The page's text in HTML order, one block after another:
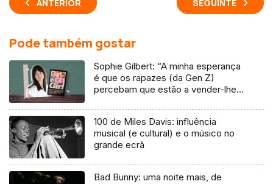
ANTERIOR SEGUINTE
Pode também gostar
Sophie Gilbert: “A minha esperança
é que os rapazes (da Gen Z)
percebam que estão a vender-lhes
100 de Miles Davis: influência
musical (e cultural) e o músico no
grande ecrã
Bad Bunny: uma noite mais, de